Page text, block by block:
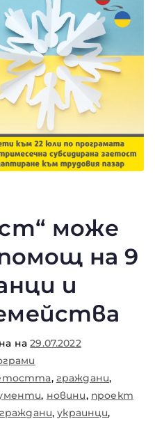
може
на 9
и
на29.07.2022
, граждани,
, новини, проект
,украинци,